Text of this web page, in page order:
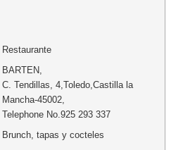
Restaurante
BARTEN
C. Tendillas, 4, Toledo, Castilla la
Mancha-45002,
Telephone No.925 293 337
Brunch, tapas y cocteles